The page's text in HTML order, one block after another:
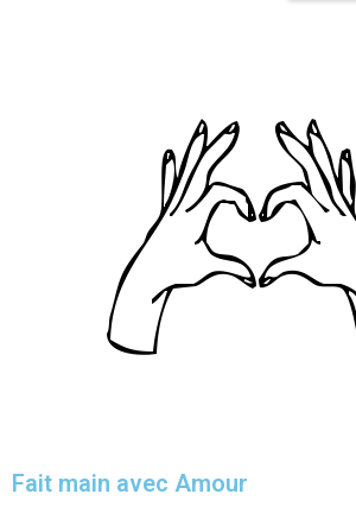
Fait main avec Amour